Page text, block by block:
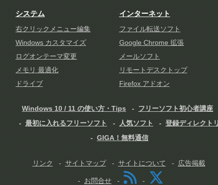
システム
右クリックメニュー編集
Windows カスタマイズ
ログオンテーマ変更
メモリ 最適化
ドライブ
インターネット
ファイル転送ソフト
Google Chrome 拡張
メールソフト
リモートデスクトップ
Firefox アドオン
Windows 10 / 11 の使い方・Tips
フリーソフト初心者講座
最初に入れるフリーソフト
人気ソフト
登録ディレクト
GIGA！無料通信
リンク サイトマップ サイトについて 広告掲載
お問合せ